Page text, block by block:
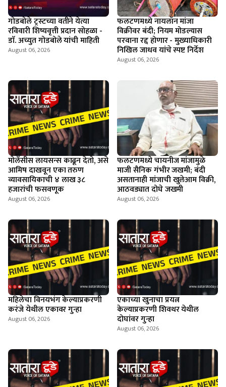
गोडबोले ट्रस्टच्या वतीने येत्या
रविवारी शिष्यवृत्ती प्रदान सोहळा -
डाॅ. अच्युत गोडबोले यांची माहिती
August 06, 2026
फलटणमध्ये नायलॉन मांजा
विक्रीवर बंदी; नियम मोडल्यास
परवाना रद्द होणार - मुख्याधिकारी
निखिल जाधव यांचे स्पष्ट निर्देश
August 06, 2026
माेलॅसीस लायसन्स काढून देतो, असे
आमिष दाखवून एका तरुण
व्यावसायिकाची ४ लाख ३८
हजारांची फसवणूक
August 06, 2026
फलटणमध्ये चायनीज मांजामुळे
माजी सैनिक गंभीर जखमी; बंदी
असतानाही मांजाची खुलेआम विक्री,
आठवड्यात दोघे जखमी
August 06, 2026
महिलेचा विनयभंग केल्याप्रकरणी
करंजे येथील एकावर गुन्हा
August 06, 2026
एकाच्या खुनाचा प्रयत्न
केल्याप्रकरणी शिवथर येथील
दोघांवर गुन्हा
August 06, 2026